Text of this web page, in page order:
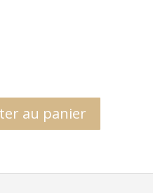
au panier